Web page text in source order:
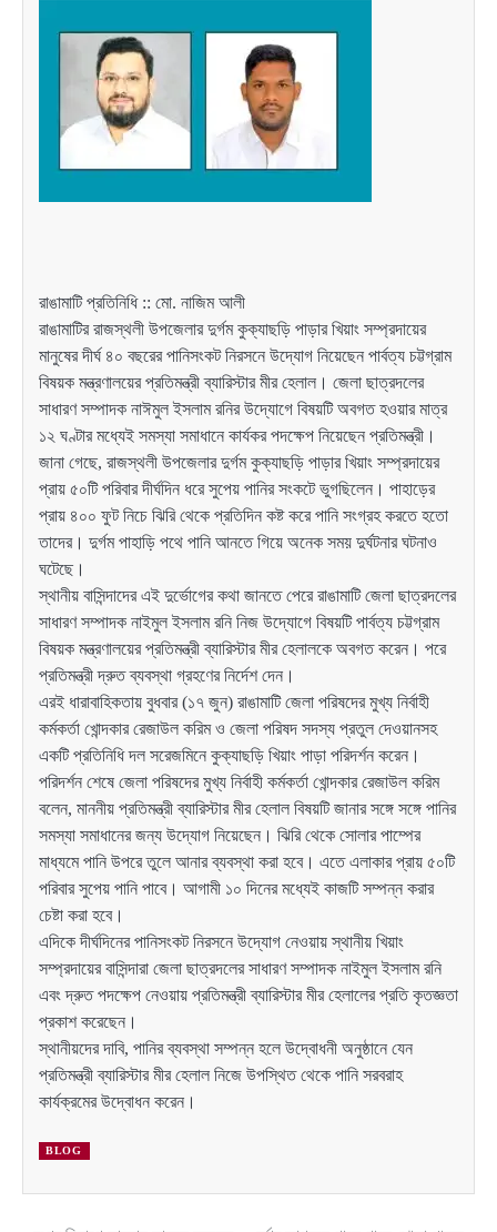
রাঙামাটি প্রতিনিধি :: মো. নাজিম আলী
রাঙামাটির রাজস্থলী উপজেলার দুর্গম কুক্যাছড়ি পাড়ার খিয়াং সম্প্রদায়ের
মানুষের দীর্ঘ ৪০ বছরের পানিসংকট নিরসনে উদ্যোগ নিয়েছেন পার্বত্য চট্টগ্রাম
বিষয়ক মন্ত্রণালয়ের প্রতিমন্ত্রী ব্যারিস্টার মীর হেলাল। জেলা ছাত্রদলের
সাধারণ সম্পাদক নাঈমুল ইসলাম রনির উদ্যোগে বিষয়টি অবগত হওয়ার মাত্র
১২ ঘণ্টার মধ্যেই সমস্যা সমাধানে কার্যকর পদক্ষেপ নিয়েছেন প্রতিমন্ত্রী।
জানা গেছে, রাজস্থলী উপজেলার দুর্গম কুক্যাছড়ি পাড়ার খিয়াং সম্প্রদায়ের
প্রায় ৫০টি পরিবার দীর্ঘদিন ধরে সুপেয় পানির সংকটে ভুগছিলেন। পাহাড়ের
প্রায় ৪০০ ফুট নিচে ঝিরি থেকে প্রতিদিন কষ্ট করে পানি সংগ্রহ করতে হতো
তাদের। দুর্গম পাহাড়ি পথে পানি আনতে গিয়ে অনেক সময় দুর্ঘটনার ঘটনাও
ঘটেছে।
স্থানীয় বাসিন্দাদের এই দুর্ভোগের কথা জানতে পেরে রাঙামাটি জেলা ছাত্রদলের
সাধারণ সম্পাদক নাইমুল ইসলাম রনি নিজ উদ্যোগে বিষয়টি পার্বত্য চট্টগ্রাম
বিষয়ক মন্ত্রণালয়ের প্রতিমন্ত্রী ব্যারিস্টার মীর হেলালকে অবগত করেন। পরে
প্রতিমন্ত্রী দ্রুত ব্যবস্থা গ্রহণের নির্দেশ দেন।
এরই ধারাবাহিকতায় বুধবার (১৭ জুন) রাঙামাটি জেলা পরিষদের মুখ্য নির্বাহী
কর্মকর্তা খোন্দকার রেজাউল করিম ও জেলা পরিষদ সদস্য প্রতুল দেওয়ানসহ
একটি প্রতিনিধি দল সরেজমিনে কুক্যাছড়ি খিয়াং পাড়া পরিদর্শন করেন।
পরিদর্শন শেষে জেলা পরিষদের মুখ্য নির্বাহী কর্মকর্তা খোন্দকার রেজাউল করিম
বলেন, মাননীয় প্রতিমন্ত্রী ব্যারিস্টার মীর হেলাল বিষয়টি জানার সঙ্গে সঙ্গে পানির
সমস্যা সমাধানের জন্য উদ্যোগ নিয়েছেন। ঝিরি থেকে সোলার পাম্পের
মাধ্যমে পানি উপরে তুলে আনার ব্যবস্থা করা হবে। এতে এলাকার প্রায় ৫০টি
পরিবার সুপেয় পানি পাবে। আগামী ১০ দিনের মধ্যেই কাজটি সম্পন্ন করার
চেষ্টা করা হবে।
এদিকে দীর্ঘদিনের পানিসংকট নিরসনে উদ্যোগ নেওয়ায় স্থানীয় খিয়াং
সম্প্রদায়ের বাসিন্দারা জেলা ছাত্রদলের সাধারণ সম্পাদক নাইমুল ইসলাম রনি
এবং দ্রুত পদক্ষেপ নেওয়ায় প্রতিমন্ত্রী ব্যারিস্টার মীর হেলালের প্রতি কৃতজ্ঞতা
প্রকাশ করেছেন।
স্থানীয়দের দাবি, পানির ব্যবস্থা সম্পন্ন হলে উদ্বোধনী অনুষ্ঠানে যেন
প্রতিমন্ত্রী ব্যারিস্টার মীর হেলাল নিজে উপস্থিত থেকে পানি সরবরাহ
কার্যক্রমের উদ্বোধন করেন।
BLOG